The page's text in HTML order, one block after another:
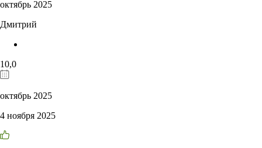
октябрь 2025
Дмитрий
10,0
октябрь 2025
4 ноября 2025